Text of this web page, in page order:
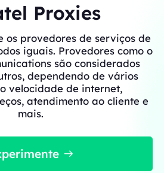
Proxies
os provedores de serviços de
iguais. Provedores como o
são considerados
dependendo de vários
velocidade de internet,
atendimento ao cliente e
mais.